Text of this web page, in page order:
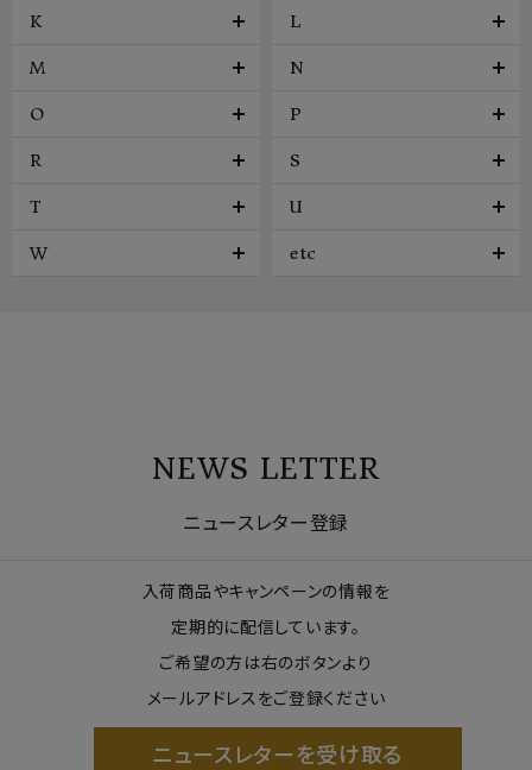
K L
M N
O P
R S
T U
W etc
NEWS LETTER
ニュースレター登録
入荷商品やキャンペーンの情報を
定期的に配信しています。
ご希望の方は右のボタンより
メールアドレスをご登録ください
ニュースレターを受け取る